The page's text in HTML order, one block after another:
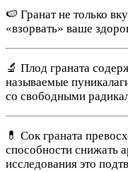
🍉 Гранат не только
«взорвать» ваше
🔬 Плод граната
называемые
со свободными
💊 Сок граната
способности снижать
исследования это